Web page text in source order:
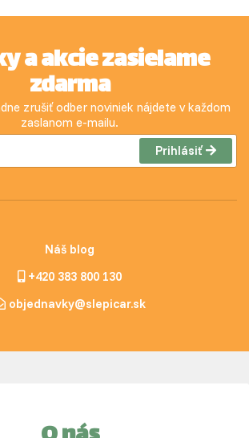
a akcie zasielame
zdarma
zrušiť odber noviniek nájdete v každom
zaslanom e-mailu.
Prihlásiť
Náš blog
+420 383 800 130
objednavky@slepicar.sk